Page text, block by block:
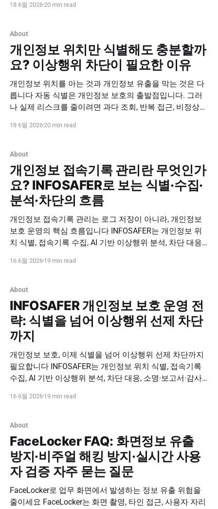
인정보 보호 운영을 선제 대응 중심으로 전환합니다.
INFOSAFER와 기존 접속기록 관리의 차이: 기록 중심에서
선제
18 6월 202620 min read
About
개인정보 위치만 식별해도 충분할까
요? 이상행위 차단이 필요한 이유
개인정보 위치를 아는 것과 개인정보 유출을 막는 것은 다
릅니다 자동 식별은 개인정보 보호의 출발점입니다. 그러
나 실제 리스크를 줄이려면 과다 조회, 반복 접근, 비정상
차단 대응까지 연결해야 합니다. INFOSAFER 도입 문의하
충분할까요? 이상행위 차단이 필요한 이유 개인정보 보호
의
18 6월 202620 min read
About
개인정보 접속기록 관리란 무엇인가
요? INFOSAFER로 보는 식별·수집·
분석·차단의 흐름
개인정보 접속기록 관리는 로그 저장이 아니라, 개인정보
보호 운영의 핵심 흐름입니다 INFOSAFER는 개인정보 위
치 식별, 접속기록 수집, AI 기반 이상행위 분석, 차단 대응,
위를 통제 가능한 보안 데이터로 전환합니다. INFOSAFER
리란 무엇인가요? INFOSAFER로 보는 식별·수집·분석·
16 6월 2026 19 min read
About
INFOSAFER 개인정보 보호 운영 전
략: 식별을 넘어 이상행위 선제 차단
까지
개인정보 보호, 이제 식별을 넘어 이상행위 선제 차단까지
필요합니다 INFOSAFER는 개인정보 위치 식별, 접속기록
수집, AI 기반 이상행위 분석, 차단 대응, 소명·보고서·감사
다. INFOSAFER 도입 문의하기 INFOSAFER Strategy
16 6월 2026 19 min read
About
FaceLocker FAQ: 화면정보 유출
방지·비주얼 해킹 방지·실시간 사용
자 검증 자주 묻는 질문
FaceLocker로 업무 화면에서 발생하는 정보 유출 위험을
줄이세요 FaceLocker는 화면 촬영, 타인 접근, 사용자 자리